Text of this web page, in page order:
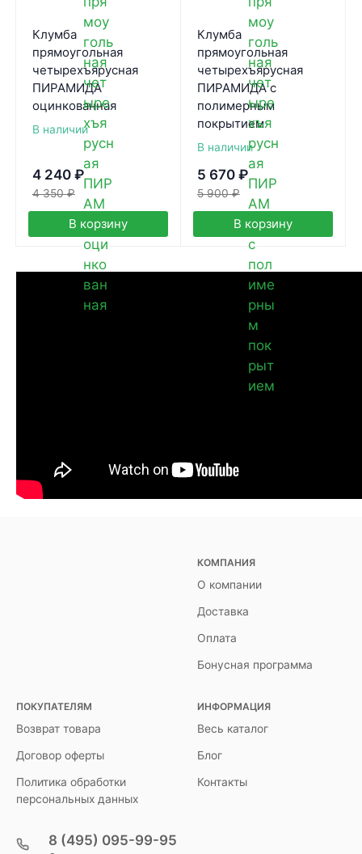
Клумба
прямоугольная
четырехъярусная
ПИРАМИДА
оцинкованная
В наличии
4 240 ₽
4 350 ₽
В корзину
Клумба
прямоугольная
четырехъярусная
ПИРАМИДА с
полимерным
покрытием
В наличии
5 670 ₽
5 900 ₽
В корзину
КОМПАНИЯ
О компании
Доставка
Оплата
Бонусная программа
ПОКУПАТЕЛЯМ
Возврат товара
Договор оферты
Политика обработки
персональных данных
ИНФОРМАЦИЯ
Весь каталог
Блог
Контакты
8 (495) 095-99-95